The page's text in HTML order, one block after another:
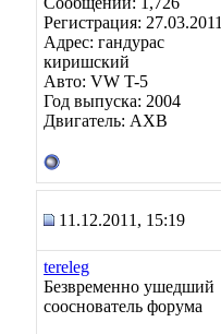
Регистрация: 27.03.2011
Адрес: гандурас
киришский
Авто: VW T-5
Год выпуска: 2004
Двигатель: AXB
11.12.2011, 15:19
tereleg
Безвременно ушедший
сооснователь форума